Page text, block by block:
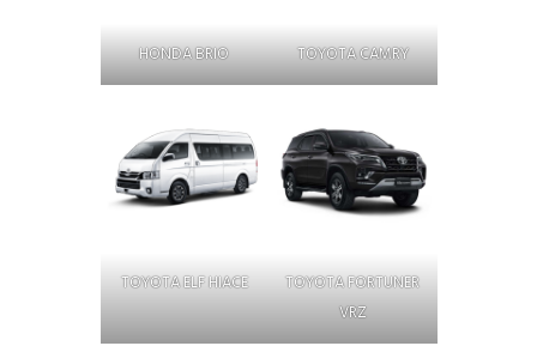
HONDA BRIO TOYOTA CAMRY
TOYOTA ELF HIACE
TOYOTA FORTUNER
VRZ